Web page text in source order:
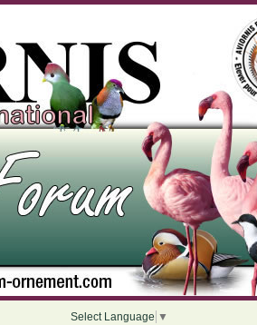
Select Language ▼